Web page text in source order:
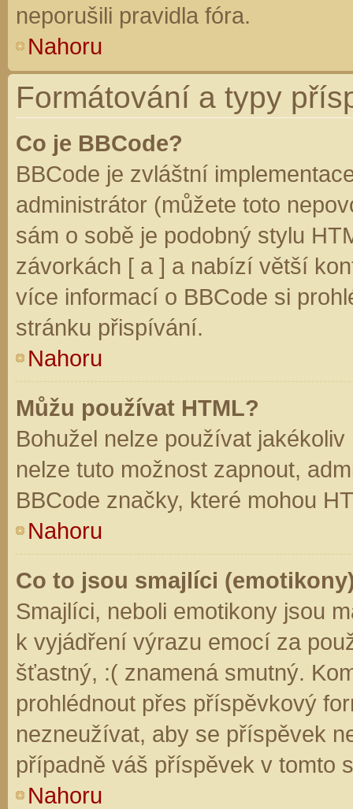
neporušili pravidla fóra.
Nahoru
Formátování a typy
Co je BBCode?
BBCode je zvláštní
administrátor (můžete toto
sám o sobě je podobný stylu
závorkách [ a ] a nabízí větší
více informací o BBCode si
stránku přispívání.
Nahoru
Můžu používat HTML?
Bohužel nelze používat
nelze tuto možnost zapnout,
BBCode značky, které mohou
Nahoru
Co to jsou smajlíci
Smajlíci, neboli emotikony jsou
k vyjádření výrazu emocí za
šťastný, :( znamená smutný.
prohlédnout přes příspěvkový
nezneužívat, aby se příspěvek
případně váš příspěvek v tomto
Nahoru